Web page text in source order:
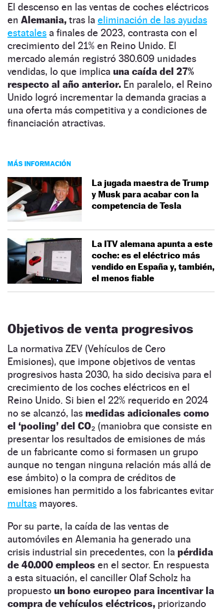
El descenso en las ventas de coches eléctricos
en Alemania, tras la eliminación de las ayudas
estatales a finales de 2023, contrasta con el
crecimiento del 21% en Reino Unido. El
mercado alemán registró 380.609 unidades
vendidas, lo que implica una caída del 27%
respecto al año anterior. En paralelo, el Reino
Unido logró incrementar la demanda gracias a
una oferta más competitiva y a condiciones de
financiación atractivas.
MÁS INFORMACIÓN
La jugada maestra de Trump
y Musk para acabar con la
competencia de Tesla
La ITV alemana apunta a este
coche: es el eléctrico más
vendido en España y, también,
el menos fiable
Objetivos de venta progresivos
La normativa ZEV (Vehículos de Cero
Emisiones), que impone objetivos de ventas
progresivos hasta 2030, ha sido decisiva para el
crecimiento de los coches eléctricos en el
Reino Unido. Si bien el 22% requerido en 2024
no se alcanzó, las medidas adicionales como
el ‘pooling’ del CO₂ (maniobra que consiste en
presentar los resultados de emisiones de más
de un fabricante como si formasen un grupo
aunque no tengan ninguna relación más allá de
ese ámbito) o la compra de créditos de
emisiones han permitido a los fabricantes evitar
multas mayores.
Por su parte, la caída de las ventas de
automóviles en Alemania ha generado una
crisis industrial sin precedentes, con la pérdida
de 40.000 empleos en el sector. En respuesta
a esta situación, el canciller Olaf Scholz ha
propuesto un bono europeo para incentivar la
compra de vehículos eléctricos, priorizando